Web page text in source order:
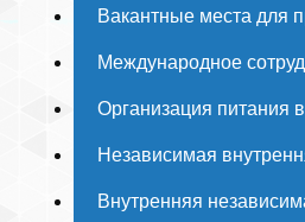
Вакантные места для
Международное
Организация питания
Независимая
Внутренняя